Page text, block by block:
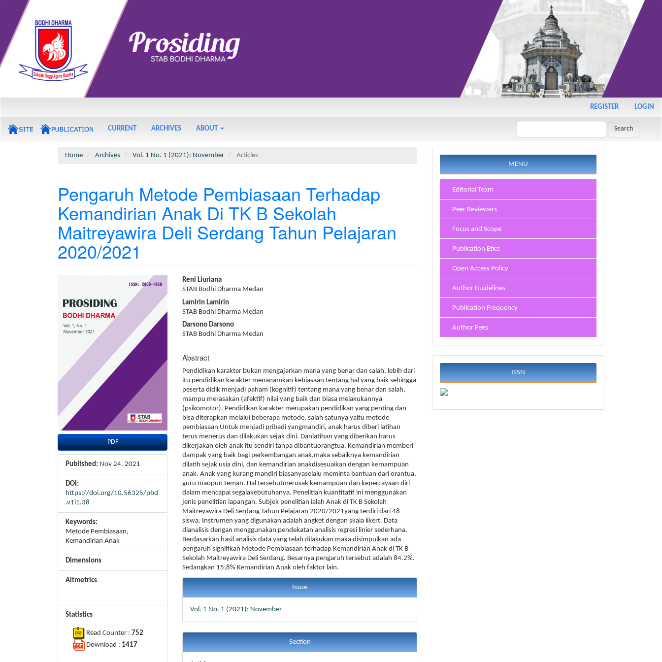
Content
REGISTER LOGIN
CURRENT ARCHIVES ABOUT Search
Home Archives Vol. 1 No. 1 (2021): November Articles
Pengaruh Metode Pembiasaan Terhadap
Kemandirian Anak Di TK B Sekolah
Maitreyawira Deli Serdang Tahun Pelajaran
2020/2021
PDF
Published: Nov 24, 2021
DOI:
https://doi.org/10.56325/pbd
.v1i1.38
Keywords:
Metode Pembiasaan,
Kemandirian Anak
Dimensions
Altmetrics
Statistics
Read Counter : 752
Download : 1417
Main
Article
Content
Reni Liuriana
STAB Bodhi Dharma Medan
Lamirin Lamirin
STAB Bodhi Dharma Medan
Darsono Darsono
STAB Bodhi Dharma Medan
Abstract
Pendidikan karakter bukan mengajarkan mana yang benar dan salah, lebih dari
itu pendidikan karakter menanamkan kebiasaan tentang hal yang baik sehingga
peserta didik menjadi paham (kognitif) tentang mana yang benar dan salah,
mampu merasakan (afektif) nilai yang baik dan biasa melakukannya
(psikomotor). Pendidikan karakter merupakan pendidikan yang penting dan
bisa diterapkan melalui beberapa metode, salah satunya yaitu metode
pembiasaan Untuk menjadi pribadi yangmandiri, anak harus diberi latihan
terus menerus dan dilakukan sejak dini. Danlatihan yang diberikan harus
dikerjakan oleh anak itu sendiri tanpa dibantuorangtua. Kemandirian memberi
dampak yang baik bagi perkembangan anak,maka sebaiknya kemandirian
dilatih sejak usia dini, dan kemandirian anakdisesuaikan dengan kemampuan
anak. Anak yang kurang mandiri biasanyaselalu meminta bantuan dari orantua,
guru maupun teman. Hal tersebutmerusak kemampuan dan kepercayaan diri
dalam mencapai segalakebutuhanya. Penelitian kuantitatif ini menggunakan
jenis penelitian lapangan. Subjek penelitian ialah Anak di TK B Sekolah
Maitreyawira Deli Serdang Tahun Pelajaran 2020/2021yang terdiri dari 48
siswa. Instrumen yang digunakan adalah angket dengan skala likert. Data
dianalisis dengan menggunakan pendekatan analisis regresi linier sederhana.
Berdasarkan hasil analisis data yang telah dilakukan maka disimpulkan ada
pengaruh signifikan Metode Pembiasaan terhadap Kemandirian Anak di TK B
Sekolah Maitreyawira Deli Serdang. Besarnya pengaruh tersebut adalah 84.2%.
Sedangkan 15,8% Kemandirian Anak oleh faktor lain.
Article
Issue
Vol. 1 No. 1 (2021): November
Section
menu
MENU
Editorial Team
Peer Reviewers
Focus and Scope
Publication Etics
Open Access Policy
Author Guidelines
Publication Frequency
Author Fees
issn
ISSN